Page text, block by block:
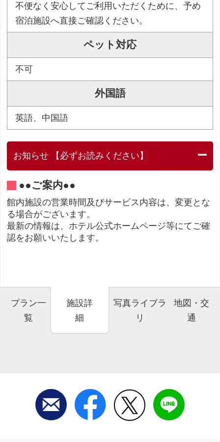
不便なく安心してご利用いただくために、予め
宿泊施設へ直接ご確認ください。
ペット対応
不可
外国語
英語、中国語
お知らせ 【必ずお読みください】
●●ご案内●●
館内施設の営業時間及びサービス内容は、変更とな
る場合がございます。
最新の情報は、ホテル公式ホームページ等にてご確
認をお願いいたします。
プラン一
覧
施設詳
細
写真ライブラ
リ
地図・交
通